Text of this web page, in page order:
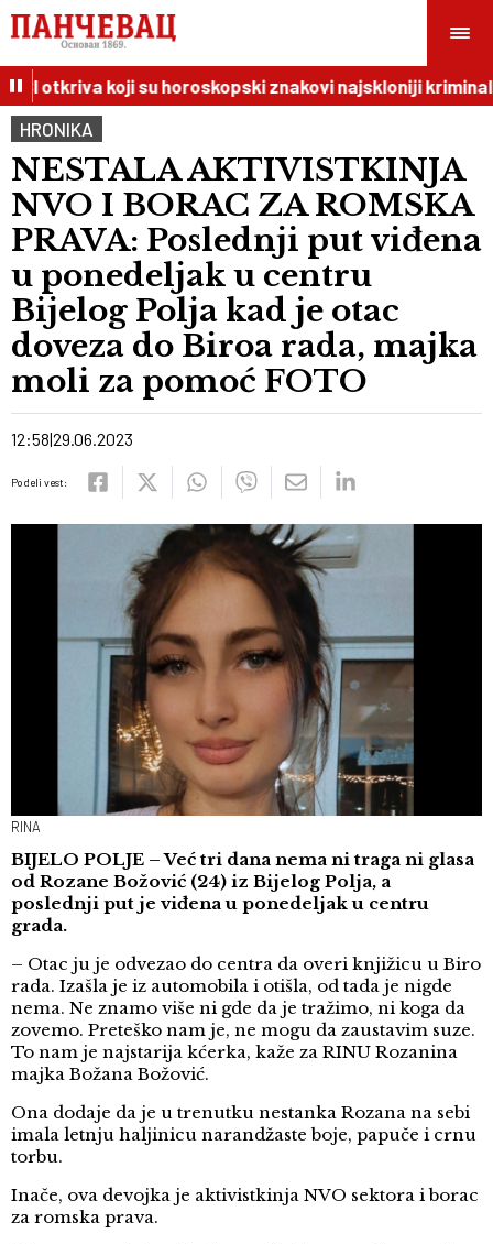
otkriva koji su horoskopski znakovi najskloniji kriminalu
HRONIKA
NESTALA AKTIVISTKINJA
NVO I BORAC ZA ROMSKA
PRAVA: Poslednji put viđena
u ponedeljak u centru
Bijelog Polja kad je otac
doveza do Biroa rada, majka
moli za pomoć FOTO
12:58 29.06.2023
Podeli vest:
RINA
BIJELO POLJE – Već tri dana nema ni traga ni glasa
od Rozane Božović (24) iz Bijelog Polja, a
poslednji put je viđena u ponedeljak u centru
grada.
– Otac ju je odvezao do centra da overi knjižicu u Biro
rada. Izašla je iz automobila i otišla, od tada je nigde
nema. Ne znamo više ni gde da je tražimo, ni koga da
zovemo. Preteško nam je, ne mogu da zaustavim suze.
To nam je najstarija kćerka, kaže za RINU Rozanina
majka Božana Božović.
Ona dodaje da je u trenutku nestanka Rozana na sebi
imala letnju haljinicu narandžaste boje, papuče i crnu
torbu.
Inače, ova devojka je aktivistkinja NVO sektora i borac
za romska prava.